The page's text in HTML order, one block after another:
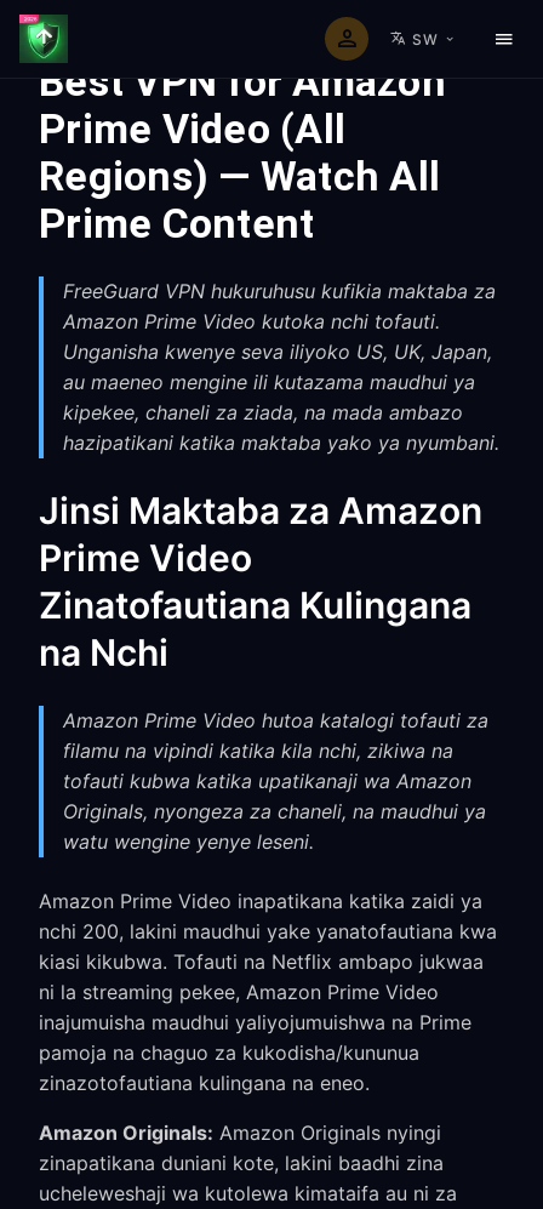
SW
Best VPN for Amazon
Prime Video (All
Regions) — Watch All
Prime Content
FreeGuard VPN hukuruhusu kufikia maktaba za
Amazon Prime Video kutoka nchi tofauti.
Unganisha kwenye seva iliyoko US, UK, Japan,
au maeneo mengine ili kutazama maudhui ya
kipekee, chaneli za ziada, na mada ambazo
hazipatikani katika maktaba yako ya nyumbani.
Jinsi Maktaba za Amazon
Prime Video
Zinatofautiana Kulingana
na Nchi
Amazon Prime Video hutoa katalogi tofauti za
filamu na vipindi katika kila nchi, zikiwa na
tofauti kubwa katika upatikanaji wa Amazon
Originals, nyongeza za chaneli, na maudhui ya
watu wengine yenye leseni.
Amazon Prime Video inapatikana katika zaidi ya
nchi 200, lakini maudhui yake yanatofautiana kwa
kiasi kikubwa. Tofauti na Netflix ambapo jukwaa
ni la streaming pekee, Amazon Prime Video
inajumuisha maudhui yaliyojumuishwa na Prime
pamoja na chaguo za kukodisha/kununua
zinazotofautiana kulingana na eneo.
Amazon Originals: Amazon Originals nyingi
zinapatikana duniani kote, lakini baadhi zina
ucheleweshaji wa kutolewa kimataifa au ni za